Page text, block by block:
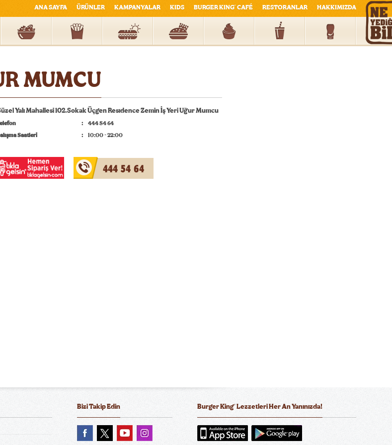
ANA SAYFA ÜRÜNLER KAMPANYALAR KIDS BURGER KING® CAFÉ RESTORANLAR HAKKIMIZDA
MUMCU
Yalı Mahallesi 102.Sokak Üçgen Resıdence Zemin İş Yeri Uğur Mumcu
444 54 64
Saatleri
10:00 - 22:00
444 54 64
Burger King® Lezzetleri Her An Yanınızda!
Bizi Takip Edin